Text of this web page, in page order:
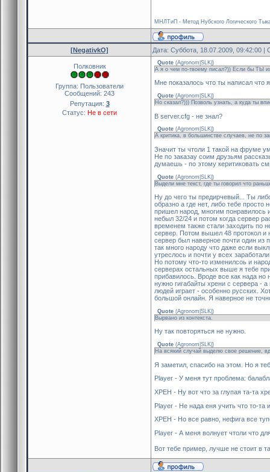
МНЛТиП - Метод Нубского Логического
[NegativkO] Дата: Суббота, 18.07.2009, 09:42:00
Полковник
Группа: Пользователи
Сообщений: 243
Репутация: 3
Статус: Не в сети
Quote (Agronom|SLK| )
А я о чем по-твоему писал?)) Если бы ТЫ
Мне показалось что ты написал что
Quote (Agronom|SLK| )
Но сказал?))) Позволь узнать, а куда ты
В server.cfg - не знал?
Quote (Agronom|SLK| )
А критика, в большинстве случаев, не по
Значит ты чтоли 1 такой на фруме
Не по заказау соим друзьям
думаешь - по этому керитиковать
Quote (Agronom|SLK| )
Выдели мне текст, где ты говорил что
Ну до чего ты предирчевый... Ты
образно а где нет, либо тебе
пришел народ, многим понравилось
небыл 32/24 и потом когда сервер
временем также стали заходить по
сервер. Потом вышел 48 протокол и
сервер был наверное почти один
так много народу что даже если
утреслось и почти у всех
Но потому что-то изменилсоь и
серверах остальных выше я тебе
прибавилось. Вроде все как нада но
нужно гигабайты хрени с сервера -
людей играет - особенно русских.
большой онлайн. Я наверное не
Quote (Agronom|SLK| )
Вырвано из контекста.
Ну так повторяться не нужно.
Quote (Agronom|SLK| )
На всякий случай выделю свое решение,
Я заметил, спасибо на этом. Но я
Player - У меня тут проблема:
ХРЕН - Ну вот что за глупая та-та
Player - Не нада еня учить что то-та
ХРЕН - Но все равно, нефига все
Player - А меня волнует чтоли что
Вот тебе пример, лучше не стоит в